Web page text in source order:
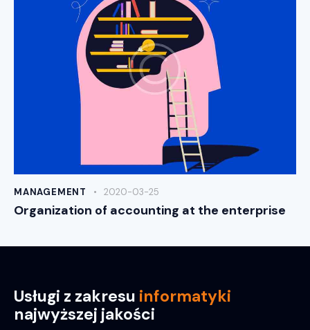
MANAGEMENT 2020-03-25
Organization of accounting at the enterprise
Usługi z zakresu informatyki
najwyższej jakości